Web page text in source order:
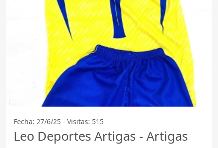
Fecha: 27/6/25 - Visitas: 515
Leo Deportes Artigas - Artigas